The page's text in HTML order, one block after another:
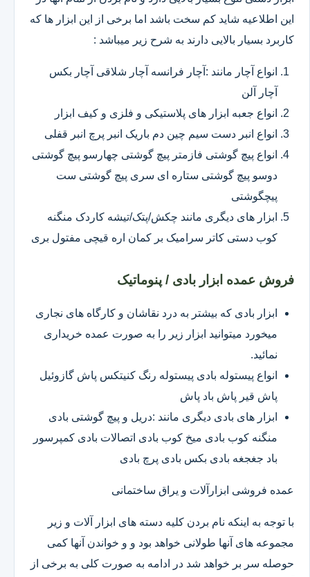
این اطلاعیه شاید کم سخت باشد اما برخی از این ابزار ها که
کاربرد بسیار بالایی دارند به شرح زیر میباشد :
انواع آچار مانند :آچار فرانسه آچار شلاقی آچار بکس
آچار آلن
انواع جعبه ابزار های پلاستیکی و فلزی و کیف ابزار
انواع انبر دست سیم چین دم باریک انبر پرچ انبر قفلی
انواع پیچ گوشتی فازمتر پیچ گوشتی چهارسو پیچ گوشتی
دوسو پیچ گوشتی ستاره ای سری پیچ گوشتی ست
پیچگوشتی
ابزار های دیگری مانند چکش/پتک/تیشه کاردک منگنه
کوب دستی کاتر سرامیک بر کمان اره قیچی مفتول بری
فروش عمده ابزار بادی / پنوماتیک
ابزار بادی که بیشتر به درد نقاشان و کارگاه های نجاری
میخورد میتوانید ابزار زیر را به صورت عمده خریداری
نمائید.
انواع پیستوله بادی پیستوله رنگ کنیتکس پاش گازوئیل
پاش قیر پاش باد پاش
ابزار های بادی دیگری مانند :دریل و پیچ گوشتی بادی
منگنه کوب بادی میخ کوب بادی اتصالات بادی کمپرسور
باد جغجغه بادی بکس بادی پرچ بادی
عمده فروشی ابزارآلات و یراق ساختمانی
با توجه به اینکه نام بردن کلیه دسته های ابزار آلات و زیر
مجموعه های آنها طولانی خواهد بود و و خواندن آنها کمی
حوصله سر بر خواهد شد در ادامه به صورت کلی به برخی از